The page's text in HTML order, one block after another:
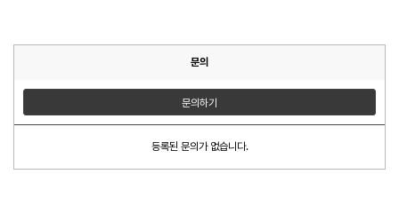
문의
문의하기
등록된 문의가 없습니다.